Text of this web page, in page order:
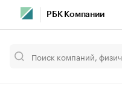
РБК Компании